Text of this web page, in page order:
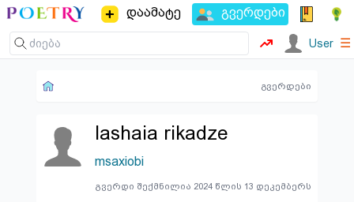
დაამატე გვერდები
User ☰
გვერდები
lashaia rikadze
msaxiobi
გვერდი შექმნილია 2024 წლის 13 დეკემბერს